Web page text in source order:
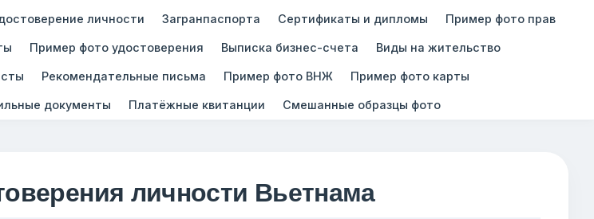
личности Загранпаспорта Сертификаты и дипломы Пример фото прав
Пример фото удостоверения Выписка бизнес-счета Виды на жительство
Рекомендательные письма Пример фото ВНЖ Пример фото карты
документы Платёжные квитанции Смешанные образцы фото
личности Вьетнама